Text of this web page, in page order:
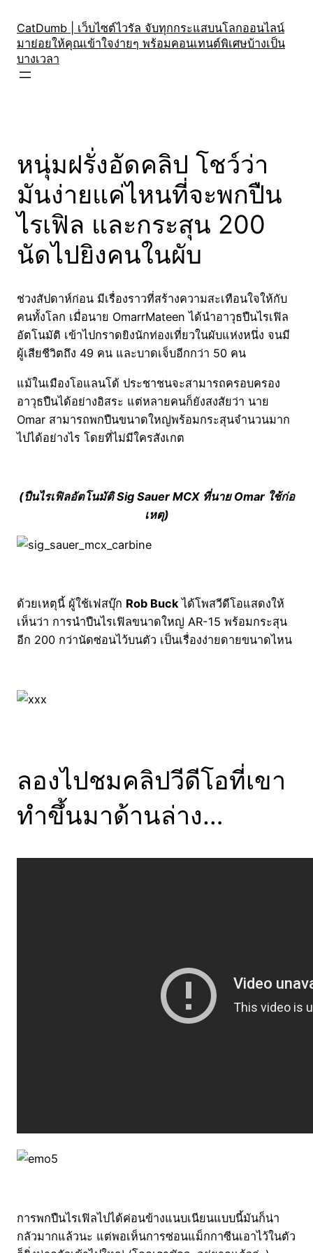
content
CatDumb | เว็บไซต์ไวรัล จับทุกกระแสบนโลกออนไลน์
มาย่อยให้คุณเข้าใจง่ายๆ พร้อมคอนเทนต์พิเศษบ้างเป็น
บางเวลา
หนุ่มฝรั่งอัดคลิป โชว์ว่า
มันง่ายแค่ไหนที่จะพกปืน
ไรเฟิล และกระสุน 200
นัดไปยิงคนในผับ
ช่วงสัปดาห์ก่อน มีเรื่องราวที่สร้างความสะเทือนใจให้กับ
คนทั้งโลก เมื่อนาย OmarrMateen ได้นำอาวุธปืนไรเฟิล
อัตโนมัติ เข้าไปกราดยิงนักท่องเที่ยวในผับแห่งหนึ่ง จนมี
ผู้เสียชีวิตถึง 49 คน และบาดเจ็บอีกกว่า 50 คน
แม้ในเมืองโอแลนโด้ ประชาชนจะสามารถครอบครอง
อาวุธปืนได้อย่างอิสระ แต่หลายคนก็ยังสงสัยว่า นาย
Omar สามารถพกปืนขนาดใหญ่พร้อมกระสุนจำนวนมาก
ไปได้อย่างไร โดยที่ไม่มีใครสังเกต
(ปืนไรเฟิลอัตโนมัติ Sig Sauer MCX ที่นาย Omar ใช้ก่อ
เหตุ)
ด้วยเหตุนี้ ผู้ใช้เฟสบุ๊ก Rob Buckได้โพสวีดีโอแสดงให้
เห็นว่า การนำปืนไรเฟิลขนาดใหญ่ AR-15 พร้อมกระสุน
อีก 200 กว่านัดซ่อนไว้บนตัว เป็นเรื่องง่ายดายขนาดไหน
ลองไปชมคลิปวีดีโอที่เขา
ทำขึ้นมาด้านล่าง…
การพกปืนไรเฟิลไปได้ค่อนข้างแนบเนียนแบบนี้มันก็น่า
กลัวมากแล้วนะ แต่พอเห็นการซ่อนแม็กกาซีนเอาไว้ในตัว